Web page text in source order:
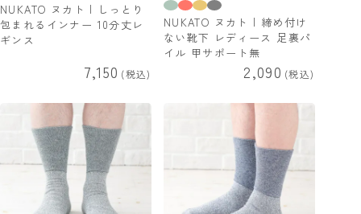
NUKATO ヌカト | しっとり
包まれるインナー 10分丈レ
ギンス
7,150 税込
NUKATO ヌカト | 締め付け
ない靴下 レディース 足裏パ
イル 甲サポート無
2,090 税込